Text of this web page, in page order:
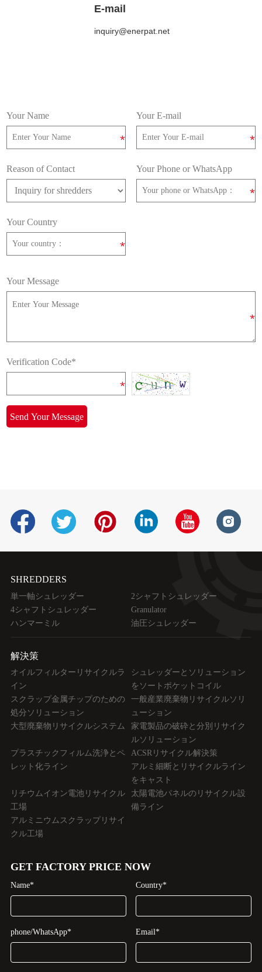
E-mail
inquiry@enerpat.net
Your Name Your E-mail
Reason of Contact Your Phone or WhatsApp
Your Country
Your Message
Verification Code*
SHREDDERS
単一軸シュレッダー
2シャフトシュレッダー
4シャフトシュレッダー
Granulator
ハンマーミル
油圧シュレッダー
解決策
オイルフィルターリサイクルラ
イン
シュレッダーとソリューション
をソートポケットコイル
スクラップ金属チップのための
処分ソリューション
一般産業廃棄物リサイクルソリ
ューション
大型廃棄物リサイクルシステム
家電製品の破砕と分別リサイク
ルソリューション
プラスチックフィルム洗浄とペ
レット化ライン
ACSRリサイクル解決策
アルミ細断とリサイクルライン
をキャスト
リチウムイオン電池リサイクル
工場
太陽電池パネルのリサイクル設
備ライン
アルミニウムスクラップリサイ
クル工場
GET FACTORY PRICE NOW
Name* Country*
phone/WhatsApp* Email*